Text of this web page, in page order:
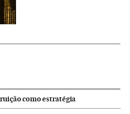
como estratégia